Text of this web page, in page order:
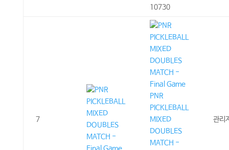
10730
7
PNR
PICKLEBALL
MIXED
DOUBLES
MATCH -
관리